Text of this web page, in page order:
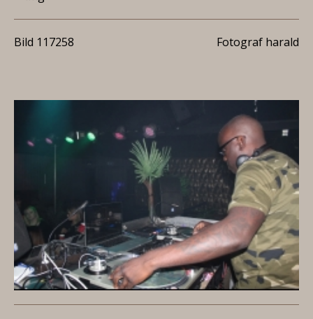
Bild 117258 Fotograf harald